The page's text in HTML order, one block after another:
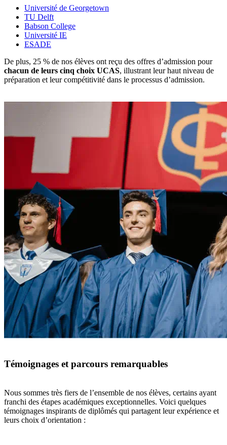
Université de Georgetown
TU Delft
Babson College
Université IE
ESADE
De plus, 25 % de nos élèves ont reçu des offres d’admission pour
chacun de leurs cinq choix UCAS, illustrant leur haut niveau de
préparation et leur compétitivité dans le processus d’admission.
Témoignages et parcours remarquables
Nous sommes très fiers de l’ensemble de nos élèves, certains ayant
franchi des étapes académiques exceptionnelles. Voici quelques
témoignages inspirants de diplômés qui partagent leur expérience et
leurs choix d’orientation :